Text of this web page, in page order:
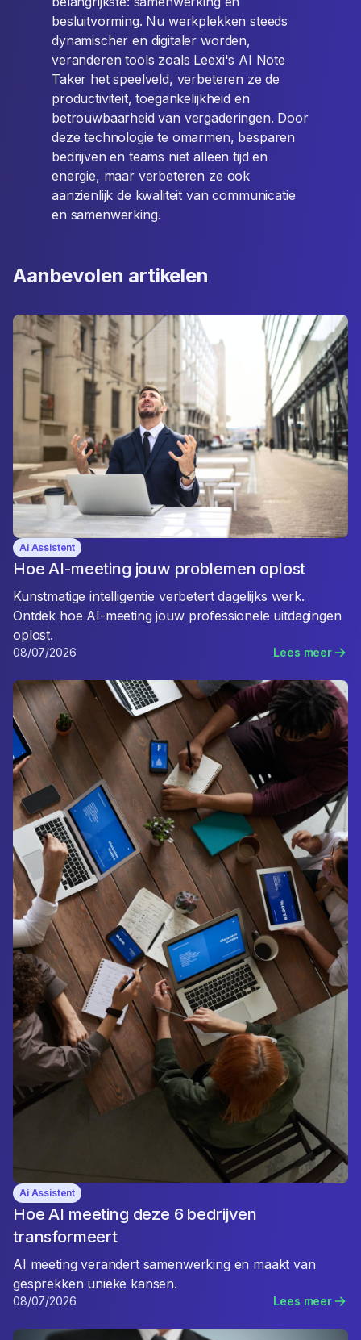
besluitvorming. Nu werkplekken steeds
dynamischer en digitaler worden,
veranderen tools zoals Leexi's AI Note
Taker het speelveld, verbeteren ze de
productiviteit, toegankelijkheid en
betrouwbaarheid van vergaderingen. Door
deze technologie te omarmen, besparen
bedrijven en teams niet alleen tijd en
energie, maar verbeteren ze ook
aanzienlijk de kwaliteit van communicatie
en samenwerking.
Aanbevolen artikelen
Ai Assistent
Hoe AI-meeting jouw problemen oplost
Kunstmatige intelligentie verbetert dagelijks werk.
Ontdek hoe AI-meeting jouw professionele uitdagingen
oplost.
08/07/2026 Lees meer
Ai Assistent
Hoe AI meeting deze 6 bedrijven
transformeert
AI meeting verandert samenwerking en maakt van
gesprekken unieke kansen.
08/07/2026 Lees meer